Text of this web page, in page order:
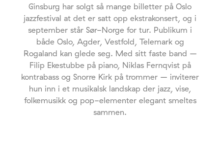
Ginsburg har solgt så mange billetter på Oslo
jazzfestival at det er satt opp ekstrakonsert, og i
september står Sør-Norge for tur. Publikum i
både Oslo, Agder, Vestfold, Telemark og
Rogaland kan glede seg. Med sitt faste band –
Filip Ekestubbe på piano, Niklas Fernqvist på
kontrabass og Snorre Kirk på trommer – inviterer
hun inn i et musikalsk landskap der jazz, vise,
folkemusikk og pop-elementer elegant smeltes
sammen.